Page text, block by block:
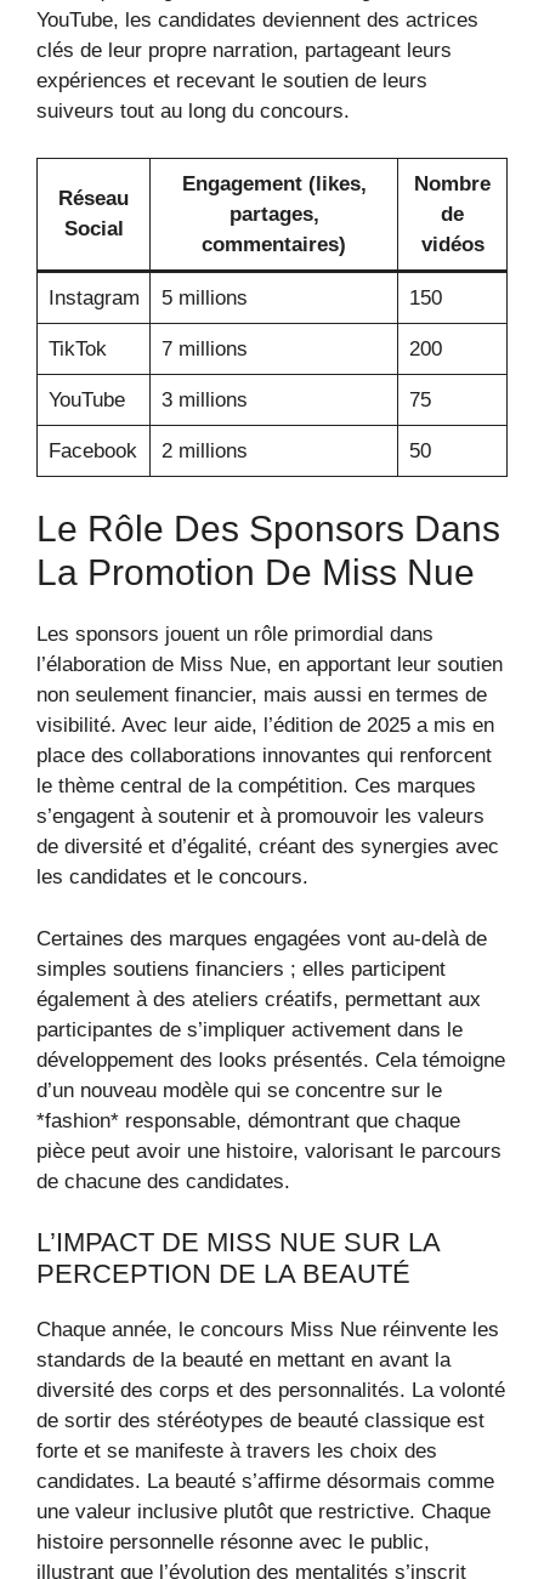
YouTube, les candidates deviennent des actrices
clés de leur propre narration, partageant leurs
expériences et recevant le soutien de leurs
suiveurs tout au long du concours.
Réseau
Social
Engagement (likes,
partages,
commentaires)
Nombre
de
vidéos
Instagram 5 millions 150
TikTok 7 millions 200
YouTube 3 millions 75
Facebook 2 millions 50
Le Rôle Des Sponsors Dans
La Promotion De Miss Nue
Les sponsors jouent un rôle primordial dans
l’élaboration de Miss Nue, en apportant leur soutien
non seulement financier, mais aussi en termes de
visibilité. Avec leur aide, l’édition de 2025 a mis en
place des collaborations innovantes qui renforcent
le thème central de la compétition. Ces marques
s’engagent à soutenir et à promouvoir les valeurs
de diversité et d’égalité, créant des synergies avec
les candidates et le concours.
Certaines des marques engagées vont au-delà de
simples soutiens financiers ; elles participent
également à des ateliers créatifs, permettant aux
participantes de s’impliquer activement dans le
développement des looks présentés. Cela témoigne
d’un nouveau modèle qui se concentre sur le
*fashion* responsable, démontrant que chaque
pièce peut avoir une histoire, valorisant le parcours
de chacune des candidates.
L’IMPACT DE MISS NUE SUR LA
PERCEPTION DE LA BEAUTÉ
Chaque année, le concours Miss Nue réinvente les
standards de la beauté en mettant en avant la
diversité des corps et des personnalités. La volonté
de sortir des stéréotypes de beauté classique est
forte et se manifeste à travers les choix des
candidates. La beauté s’affirme désormais comme
une valeur inclusive plutôt que restrictive. Chaque
histoire personnelle résonne avec le public,
illustrant que l’évolution des mentalités s’inscrit